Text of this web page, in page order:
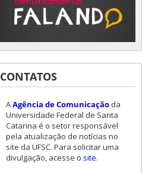
CONTATOS
AAgência de Comunicaçãoda
Universidade Federal de Santa
Catarina é o setor responsável
pela atualização de notícias no
site da UFSC. Para solicitar uma
divulgação, acesse o site.